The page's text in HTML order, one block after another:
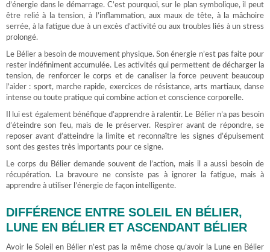
d’énergie dans le démarrage. C’est pourquoi, sur le plan symbolique, il peut
être relié à la tension, à l’inflammation, aux maux de tête, à la mâchoire
serrée, à la fatigue due à un excès d’activité ou aux troubles liés à un stress
prolongé.
Le Bélier a besoin de mouvement physique. Son énergie n’est pas faite pour
rester indéfiniment accumulée. Les activités qui permettent de décharger la
tension, de renforcer le corps et de canaliser la force peuvent beaucoup
l’aider : sport, marche rapide, exercices de résistance, arts martiaux, danse
intense ou toute pratique qui combine action et conscience corporelle.
Il lui est également bénéfique d’apprendre à ralentir. Le Bélier n’a pas besoin
d’éteindre son feu, mais de le préserver. Respirer avant de répondre, se
reposer avant d’atteindre la limite et reconnaître les signes d’épuisement
sont des gestes très importants pour ce signe.
Le corps du Bélier demande souvent de l’action, mais il a aussi besoin de
récupération. La bravoure ne consiste pas à ignorer la fatigue, mais à
apprendre à utiliser l’énergie de façon intelligente.
DIFFÉRENCE ENTRE SOLEIL EN BÉLIER,
LUNE EN BÉLIER ET ASCENDANT BÉLIER
Avoir le Soleil en Bélier n’est pas la même chose qu’avoir la Lune en Bélier